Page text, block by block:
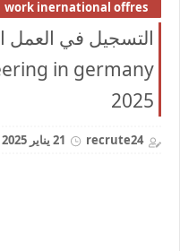
work inernational offres
التسجيل في العمل
2025
recrute24 21 يناير 2025